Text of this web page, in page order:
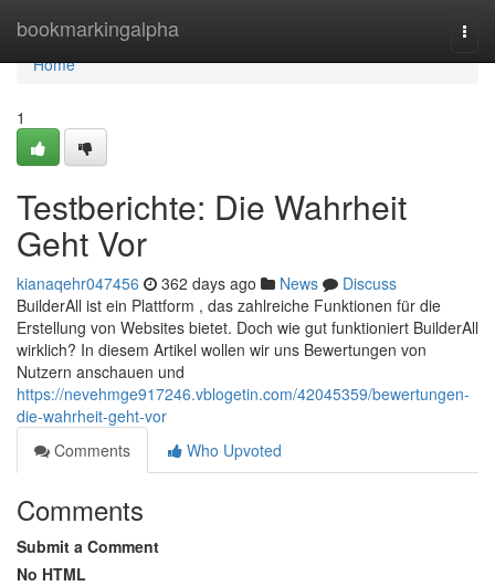
bookmarkingalpha
Home
Home
1
Testberichte: Die Wahrheit
Geht Vor
kianaqehr047456 362 days ago News
Discuss
BuilderAll ist ein Plattform , das zahlreiche Funktionen für die
Erstellung von Websites bietet. Doch wie gut funktioniert BuilderAll
wirklich? In diesem Artikel wollen wir uns Bewertungen von
Nutzern anschauen und
https://nevehmge917246.vblogetin.com/42045359/bewertungen-
die-wahrheit-geht-vor
Comments
Who Upvoted
Comments
Submit a Comment
No HTML